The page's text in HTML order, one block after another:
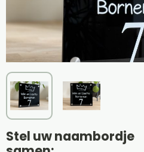
Stel uw naambordje